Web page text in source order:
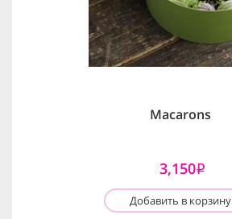
Macarons
3,150i
Добавить в корзину